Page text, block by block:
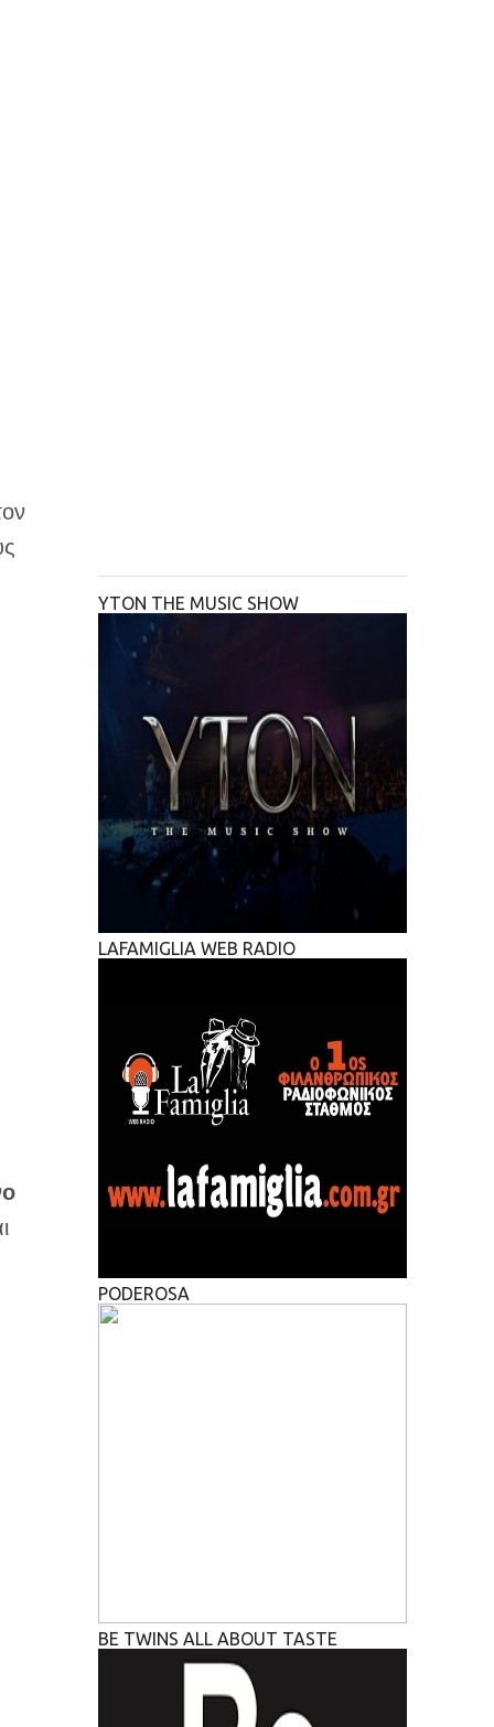
YTON THE MUSIC SHOW
LAFAMIGLIA WEB RADIO
PODEROSA
BE TWINS ALL ABOUT TASTE